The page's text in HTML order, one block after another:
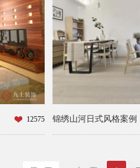
12575 锦绣山河日式风格案例